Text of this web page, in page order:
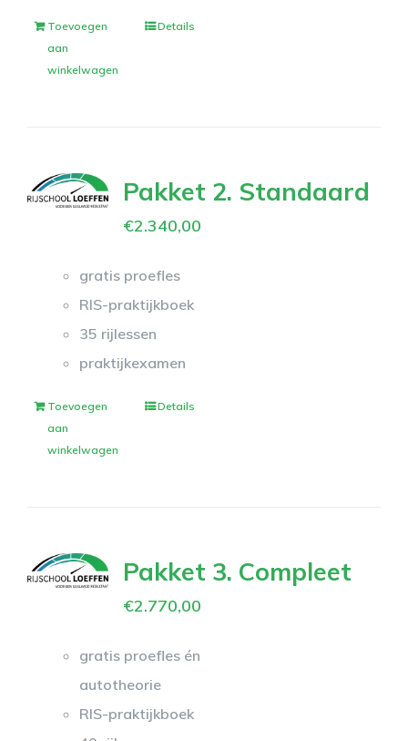
Toevoegen
aan
winkelwagen
Details
Pakket 2. Standaard
€2.340,00
gratis proefles
RIS-praktijkboek
35 rijlessen
praktijkexamen
Toevoegen
aan
winkelwagen
Details
Pakket 3. Compleet
€2.770,00
gratis proefles én
autotheorie
RIS-praktijkboek